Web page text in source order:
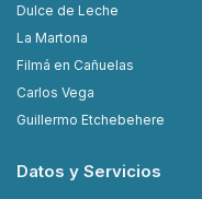
Dulce de Leche
La Martona
Filmá en Cañuelas
Carlos Vega
Guillermo Etchebehere
Datos y Servicios